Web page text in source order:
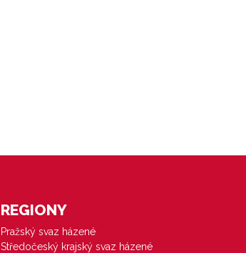
REGIONY
Pražský svaz házené
Středočeský krajský svaz házené